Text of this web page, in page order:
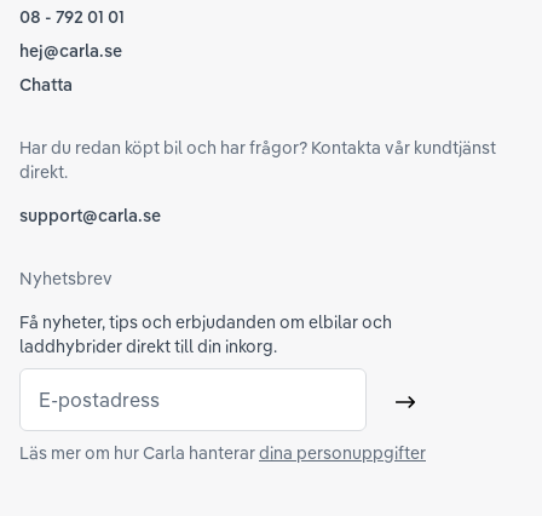
08 - 792 01 01
hej@carla.se
Chatta
Har du redan köpt bil och har frågor? Kontakta vår kundtjänst
direkt.
support@carla.se
Nyhetsbrev
Få nyheter, tips och erbjudanden om elbilar och
laddhybrider direkt till din inkorg.
E-postadress Skicka
Läs mer om hur Carla hanterardina personuppgifter